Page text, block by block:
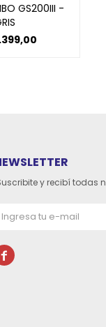
GS200III -
y recibí todas
